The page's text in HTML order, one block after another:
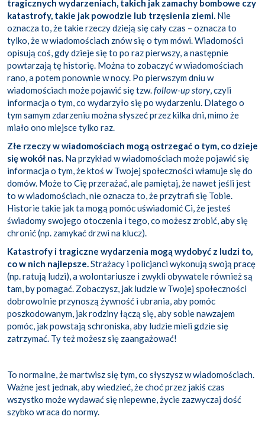
tragicznych wydarzeniach, takich jak zamachy bombowe czy
katastrofy, takie jak powodzie lub trzęsienia ziemi. Nie
oznacza to, że takie rzeczy dzieją się cały czas – oznacza to
tylko, że w wiadomościach znów się o tym mówi. Wiadomości
opisują coś, gdy dzieje się to po raz pierwszy, a następnie
powtarzają tę historię. Można to zobaczyć w wiadomościach
rano, a potem ponownie w nocy. Po pierwszym dniu w
wiadomościach może pojawić się tzw.follow-up story, czyli
informacja o tym, co wydarzyło się po wydarzeniu. Dlatego o
tym samym zdarzeniu można słyszeć przez kilka dni, mimo że
miało ono miejsce tylko raz.
Złe rzeczy w wiadomościach mogą ostrzegać o tym, co dzieje
się wokół nas. Na przykład w wiadomościach może pojawić się
informacja o tym, że ktoś w Twojej społeczności włamuje się do
domów. Może to Cię przerażać, ale pamiętaj, że nawet jeśli jest
to w wiadomościach, nie oznacza to, że przytrafi się Tobie.
Historie takie jak ta mogą pomóc uświadomić Ci, że jesteś
świadomy swojego otoczenia i tego, co możesz zrobić, aby się
chronić (np. zamykać drzwi na klucz).
Katastrofy i tragiczne wydarzenia mogą wydobyć z ludzi to,
co w nich najlepsze.Strażacy i policjanci wykonują swoją pracę
(np. ratują ludzi), a wolontariusze i zwykli obywatele również są
tam, by pomagać. Zobaczysz, jak ludzie w Twojej społeczności
dobrowolnie przynoszą żywność i ubrania, aby pomóc
poszkodowanym, jak rodziny łączą się, aby sobie nawzajem
pomóc, jak powstają schroniska, aby ludzie mieli gdzie się
zatrzymać. Ty też możesz się zaangażować!
To normalne, że martwisz się tym, co słyszysz w wiadomościach.
Ważne jest jednak, aby wiedzieć, że choć przez jakiś czas
wszystko może wydawać się niepewne, życie zazwyczaj dość
szybko wraca do normy.